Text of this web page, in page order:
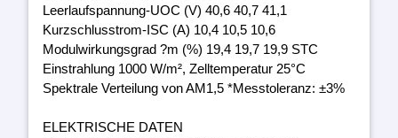
Leerlaufspannung-UOC (V) 40,6 40,7 41,1
Kurzschlusstrom-ISC (A) 10,4 10,5 10,6
Modulwirkungsgrad ?m (%) 19,4 19,7 19,9 STC
Einstrahlung 1000 W/m², Zelltemperatur 25°C
Spektrale Verteilung von AM1,5 *Messtoleranz: ±3%
ELEKTRISCHE DATEN